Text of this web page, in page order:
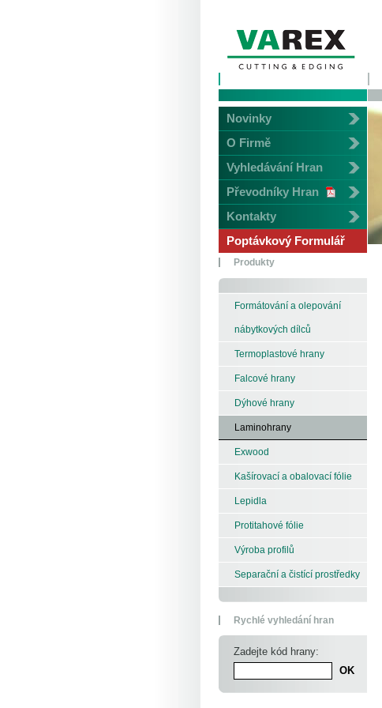
Novinky
O Firmě
Vyhledávání Hran
Převodníky Hran
Kontakty
Poptávkový Formulář
Produkty
Formátování a olepování
nábytkových dílců
Termoplastové hrany
Falcové hrany
Dýhové hrany
Laminohrany
Exwood
Kašírovací a obalovací fólie
Lepidla
Protitahové fólie
Výroba profilů
Separační a čistící prostředky
Rychlé vyhledání hran
Zadejte kód hrany: